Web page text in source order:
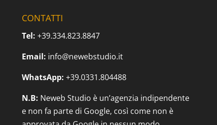
CONTATTI
Tel: +39.334.823.8847
Email: info@newebstudio.it
WhatsApp: +39.0331.804488
N.B: Neweb Studio è un’agenzia indipendente
e non fa parte di Google, così come non è